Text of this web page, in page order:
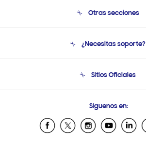
Otras secciones
Soporte
Seguimiento de tu pedido
¿Necesitas soporte?
Soporte vía eMail
Sitios Oficiales
Samsung Ecuador
Samsung El Salvador
Síguenos en: